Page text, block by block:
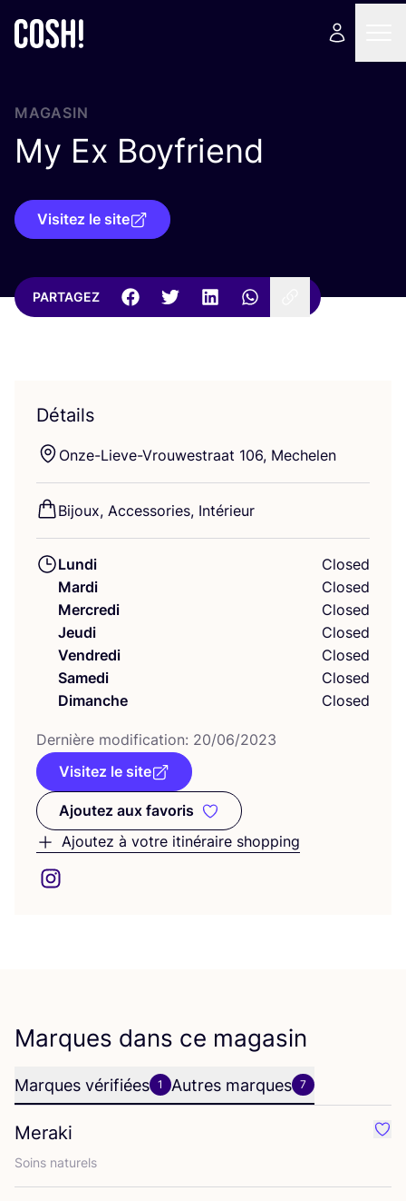
MAGASIN
My Ex Boyfriend
Visitez le site
PARTAGEZ
Détails
Onze-Lieve-Vrou­wes­traat 106, Mechelen
Bijoux, Acces­so­ries, Intérieur
Lundi
Closed
Mardi
Closed
Mercredi
Closed
Jeudi
Closed
Vendredi
Closed
Samedi
Closed
Dimanche
Closed
Der­nière modi­fi­ca­tion: 20/06/2023
Visitez le site
Ajoutez aux favoris
Ajoutez aux favoris
Ajoutez à votre itinéraire shopping
Marques dans ce magasin
Marques vérifiées 1 Autres marques 7
Meraki
Soins natu­rels